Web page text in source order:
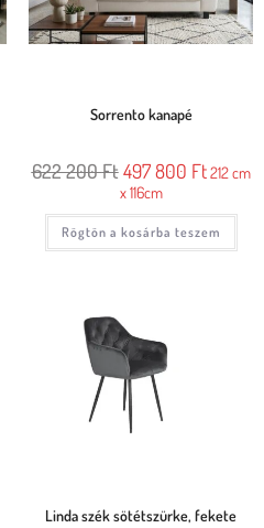
Sorrento kanapé
622 200Ft 497 800 Ft212 cm
x 116cm
Rögtön a kosárba teszem
Linda szék sötétszürke, fekete